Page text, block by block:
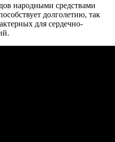
народными средствами
долголетию, так
для сердечно-